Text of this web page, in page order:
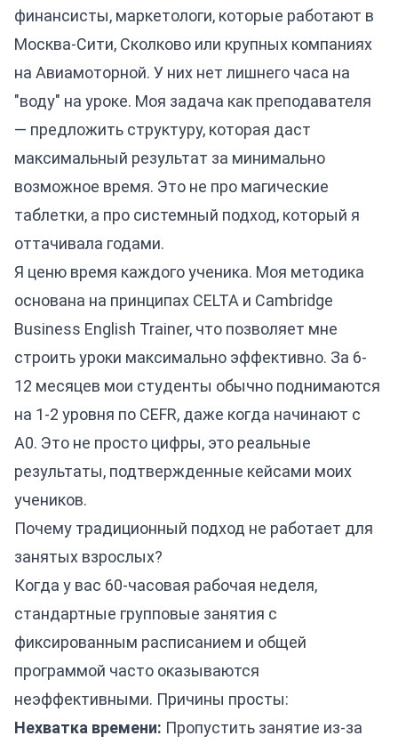
финансисты, маркетологи, которые работают в
Москва-Сити, Сколково или крупных компаниях
на Авиамоторной. У них нет лишнего часа на
"воду" на уроке. Моя задача как преподавателя
— предложить структуру, которая даст
максимальный результат за минимально
возможное время. Это не про магические
таблетки, а про системный подход, который я
оттачивала годами.
Я ценю время каждого ученика. Моя методика
основана на принципах CELTA и Cambridge
Business English Trainer, что позволяет мне
строить уроки максимально эффективно. За 6-
12 месяцев мои студенты обычно поднимаются
на 1-2 уровня по CEFR, даже когда начинают с
A0. Это не просто цифры, это реальные
результаты, подтвержденные кейсами моих
учеников.
Почему традиционный подход не работает для
занятых взрослых?
Когда у вас 60-часовая рабочая неделя,
стандартные групповые занятия с
фиксированным расписанием и общей
программой часто оказываются
неэффективными. Причины просты:
Нехватка времени: Пропустить занятие из-за